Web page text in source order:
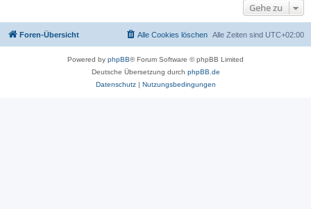
Gehe zu
Foren-Übersicht Alle Zeiten sind UTC+02:00
Alle Cookies löschen
Powered by phpBB® Forum Software © phpBB Limited
Deutsche Übersetzung durch phpBB.de
Datenschutz| Nutzungsbedingungen